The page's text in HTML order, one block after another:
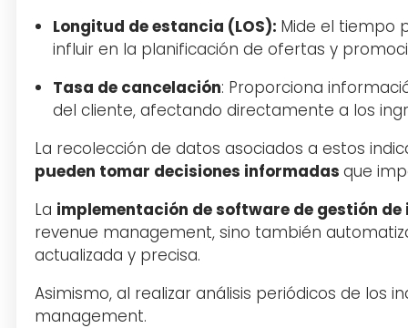
Longitud de estancia (LOS): Mide el tiempo
influir en la planificación de ofertas y
Tasa de cancelación: Proporciona
del cliente, afectando directamente a los
La recolección de datos asociados a estos
pueden tomar decisiones informadas que
La implementación de software de gestión de
revenue management, sino también
actualizada y precisa.
Asimismo, al realizar análisis periódicos de los
management.